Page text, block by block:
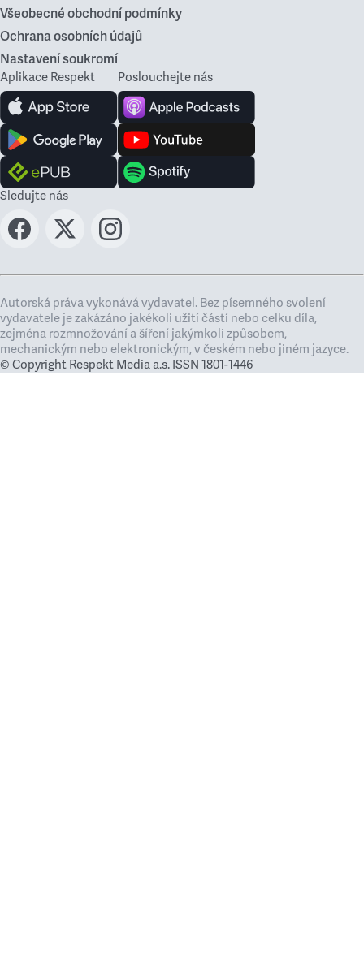
Všeobecné obchodní podmínky
Ochrana osobních údajů
Nastavení soukromí
Aplikace Respekt Poslouchejte nás
Sledujte nás
Autorská práva vykonává vydavatel. Bez písemného svolení
vydavatele je zakázáno jakékoli užití částí nebo celku díla,
zejména rozmnožování a šíření jakýmkoli způsobem,
mechanickým nebo elektronickým, v českém nebo jiném jazyce.
© Copyright Respekt Media a.s. ISSN 1801-1446